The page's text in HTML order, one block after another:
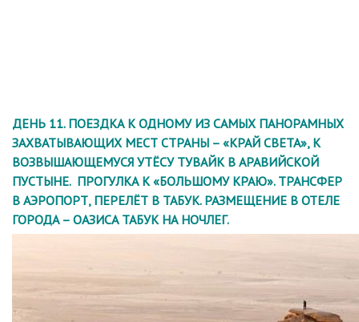
ДЕНЬ 11. ПОЕЗДКА К ОДНОМУ ИЗ САМЫХ ПАНОРАМНЫХ
ЗАХВАТЫВАЮЩИХ МЕСТ СТРАНЫ – «КРАЙ СВЕТА», К
ВОЗВЫШАЮЩЕМУСЯ УТЁСУ ТУВАЙК В АРАВИЙСКОЙ
ПУСТЫНЕ. ПРОГУЛКА К «БОЛЬШОМУ КРАЮ». ТРАНСФЕР
В АЭРОПОРТ, ПЕРЕЛЁТ В ТАБУК. РАЗМЕЩЕНИЕ В ОТЕЛЕ
ГОРОДА – ОАЗИСА ТАБУК НА НОЧЛЕГ.